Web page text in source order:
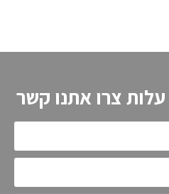
צרו אתנו קשר